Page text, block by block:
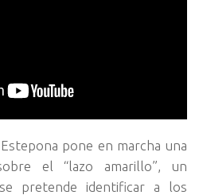
pone en marcha una
el “lazo amarillo”, un
pretende identificar a los